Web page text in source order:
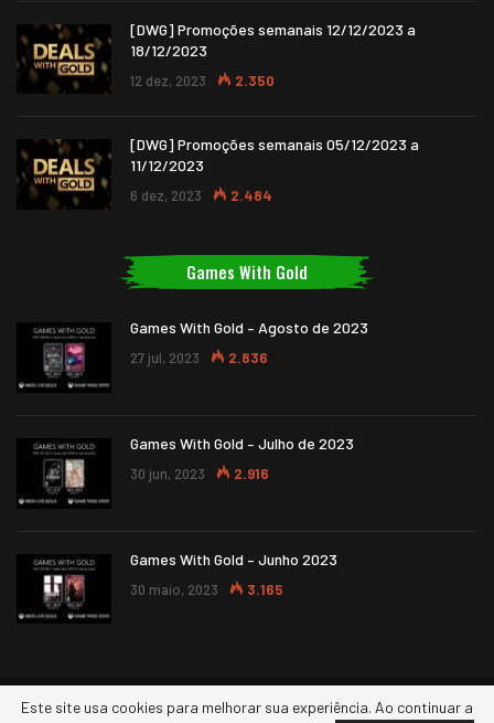
[DWG] Promoções semanais 12/12/2023 a
18/12/2023
12 dez, 2023 2.350
[DWG] Promoções semanais 05/12/2023 a
11/12/2023
6 dez, 2023 2.484
Games With Gold
Games With Gold – Agosto de 2023
27 jul, 2023 2.836
Games With Gold – Julho de 2023
30 jun, 2023 2.916
Games With Gold – Junho 2023
30 maio, 2023 3.165
Este site usa cookies para melhorar sua experiência. Ao continuar a